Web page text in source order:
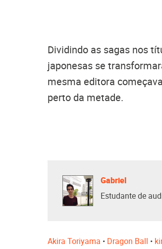
Dividindo as sagas nos
japonesas se
mesma editora
perto da metade.
Gabriel
Estudante de
Akira Toriyama • Dragon Ball •